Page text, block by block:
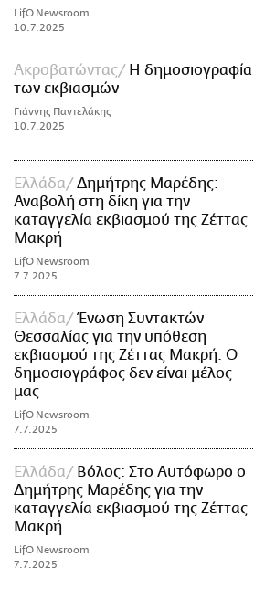
LifO Newsroom
10.7.2025
Ακροβατώντας
Η δημοσιογραφία
των εκβιασμών
Γιάννης Παντελάκης
10.7.2025
Ελλάδα
Δημήτρης Μαρέδης:
Αναβολή στη δίκη για την
καταγγελία εκβιασμού της Ζέττας
Μακρή
LifO Newsroom
7.7.2025
Ελλάδα
Ένωση Συντακτών
Θεσσαλίας για την υπόθεση
εκβιασμού της Ζέττας Μακρή: Ο
δημοσιογράφος δεν είναι μέλος
μας
LifO Newsroom
7.7.2025
Ελλάδα
Βόλος: Στο Αυτόφωρο ο
Δημήτρης Μαρέδης για την
καταγγελία εκβιασμού της Ζέττας
Μακρή
LifO Newsroom
7.7.2025